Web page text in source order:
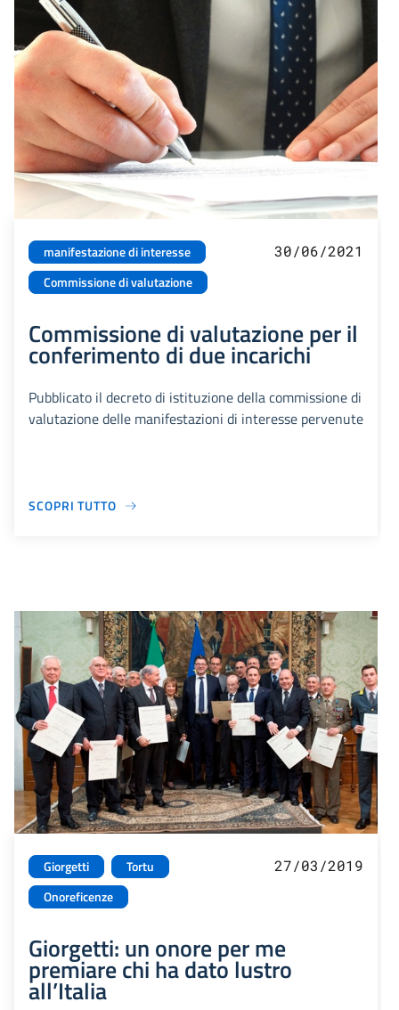
manifestazione di interesse
Commissione di valutazione
30/06/2021
Commissione di valutazione per il
conferimento di due incarichi
Pubblicato il decreto di istituzione della commissione di
valutazione delle manifestazioni di interesse pervenute
SCOPRI TUTTO
Giorgetti
Tortu
Onoreficenze
27/03/2019
Giorgetti: un onore per me
premiare chi ha dato lustro
all’Italia